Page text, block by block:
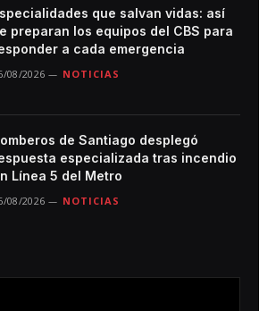
que salvan vidas: así
preparan los equipos del CBS para
a cada emergencia
08/2026 NOTICIAS
de Santiago desplegó
especializada tras incendio
Línea 5 del Metro
08/2026 NOTICIAS